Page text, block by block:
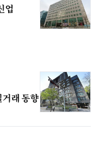
업
래 동향